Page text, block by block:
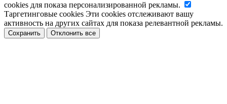
cookies для показа персонализированной рекламы.
Таргетинговые cookies Эти cookies отслеживают вашу
активность на других сайтах для показа релевантной рекламы.
Сохранить Отклонить все